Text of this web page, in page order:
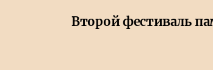
Второй фестиваль